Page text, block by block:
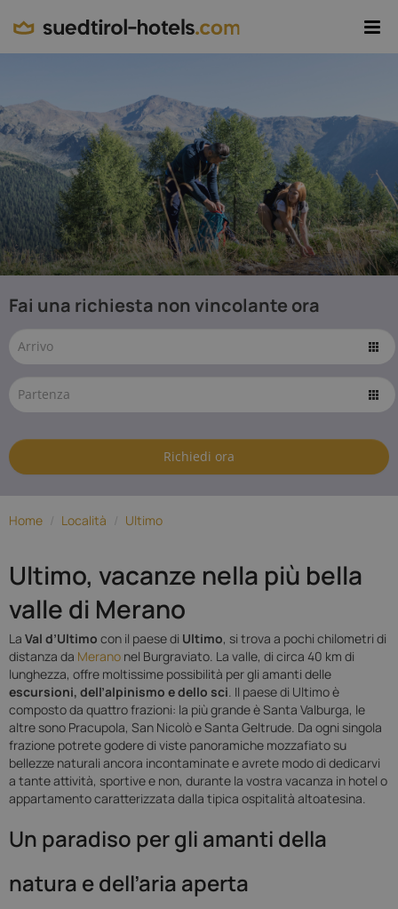
Località
Temi
Pacchetti
Alloggi
IT
I migliori
hotel
della Val
d'Ultimo
Südtirol-Alto
Filz -
www.idm-
Fai una richiesta non vincolante ora
Richiedi ora
Home / Località / Ultimo
Ultimo, vacanze nella più bella
valle di Merano
La Val d’Ultimo con il paese di Ultimo, si trova a pochi chilometri di
distanza da Merano nel Burgraviato. La valle, di circa 40 km di
lunghezza, offre moltissime possibilità per gli amanti delle
escursioni, dell’alpinismo e dello sci. Il paese di Ultimo è
composto da quattro frazioni: la più grande è Santa Valburga, le
altre sono Pracupola, San Nicolò e Santa Geltrude. Da ogni singola
frazione potrete godere di viste panoramiche mozzafiato su
bellezze naturali ancora incontaminate e avrete modo di dedicarvi
a tante attività, sportive e non, durante la vostra vacanza in hotel o
appartamento caratterizzata dalla tipica ospitalità altoatesina.
Un paradiso per gli amanti della
natura e dell’aria aperta